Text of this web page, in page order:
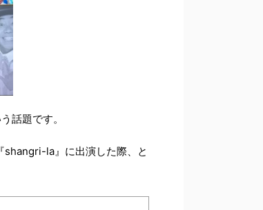
話題です。
shangri-la』に出演した際、と